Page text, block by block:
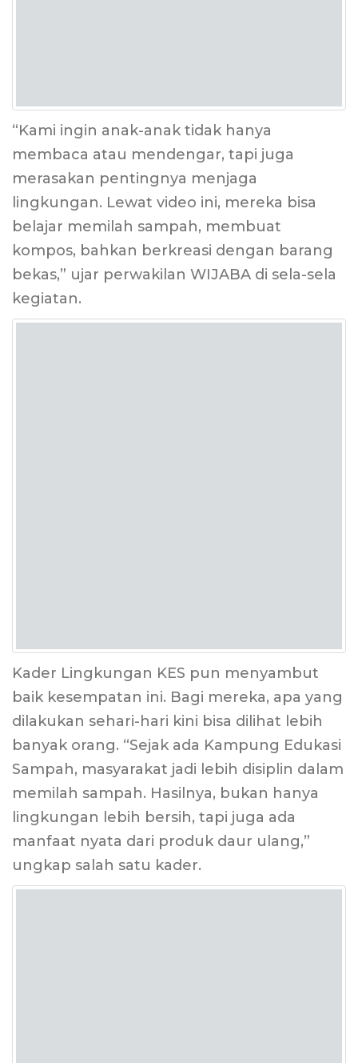
“Kami ingin anak-anak tidak hanya
membaca atau mendengar, tapi juga
merasakan pentingnya menjaga
lingkungan. Lewat video ini, mereka bisa
belajar memilah sampah, membuat
kompos, bahkan berkreasi dengan barang
bekas,” ujar perwakilan WIJABA di sela-sela
kegiatan.
Kader Lingkungan KES pun menyambut
baik kesempatan ini. Bagi mereka, apa yang
dilakukan sehari-hari kini bisa dilihat lebih
banyak orang. “Sejak ada Kampung Edukasi
Sampah, masyarakat jadi lebih disiplin dalam
memilah sampah. Hasilnya, bukan hanya
lingkungan lebih bersih, tapi juga ada
manfaat nyata dari produk daur ulang,”
ungkap salah satu kader.